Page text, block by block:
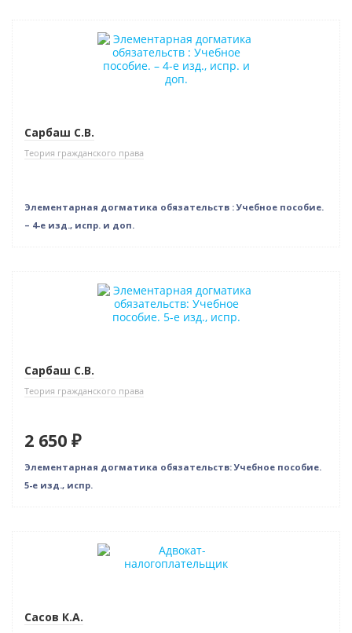
Нет в наличии
Сарбаш С.В.
Теория гражданского права
Элементарная догматика обязательств : Учебное пособие.
– 4-е изд., испр. и доп.
Сарбаш С.В.
Теория гражданского права
2 650 ₽
Элементарная догматика обязательств: Учебное пособие.
5-е изд., испр.
Сасов К.А.